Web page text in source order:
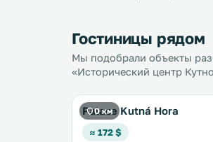
Гостиницы рядом
Мы подобрали объекты
«Исторический центр
0 км
Palace Kutná Hora
≈ 172 $